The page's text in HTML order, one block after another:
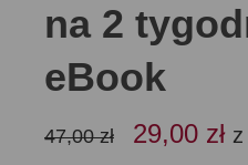
na 2
eBook
47,00zł
Pierwotna
29,00 zł z